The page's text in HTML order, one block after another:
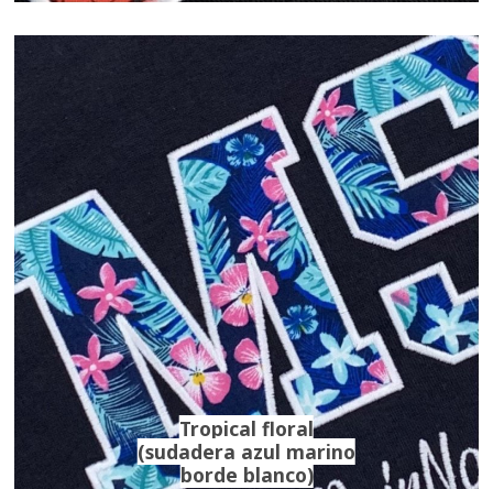
Tropical floral
(sudadera azul marino
borde blanco)